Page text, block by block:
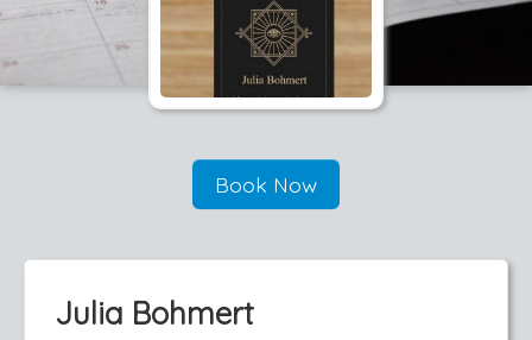
Book Now
Julia Bohmert